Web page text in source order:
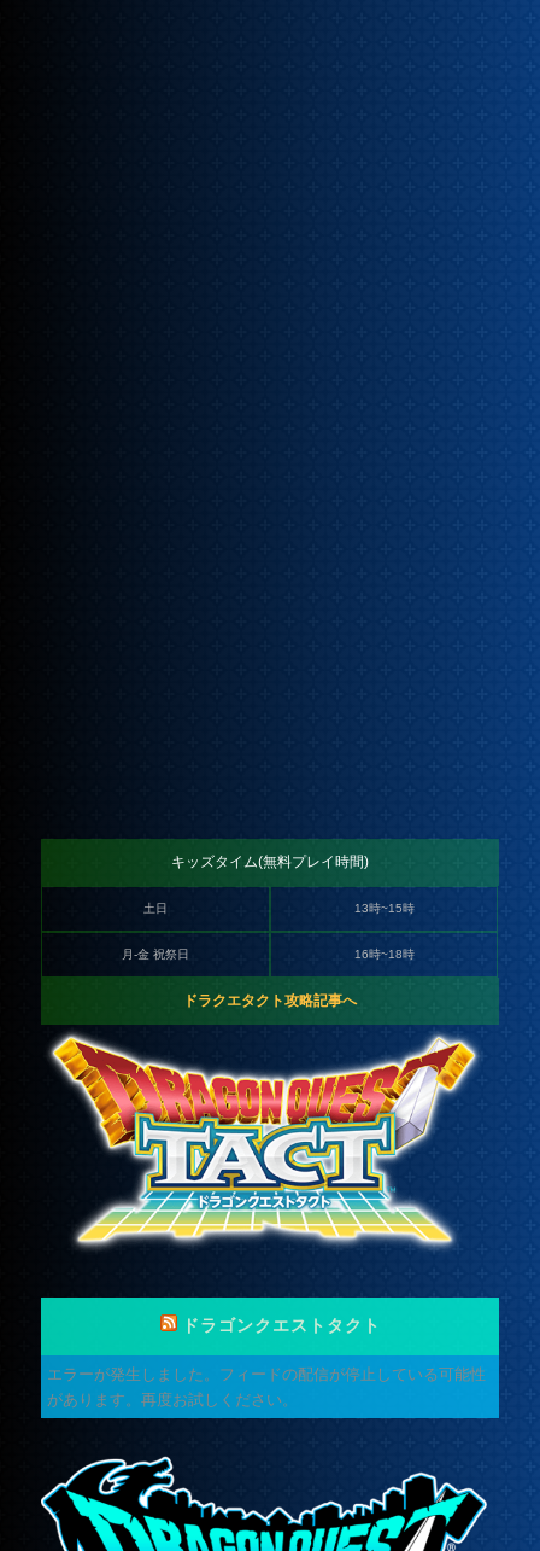
キッズタイム(無料プレイ時間)
土日 13時~15時
月-金 祝祭日 16時~18時
ドラクエタクト攻略記事へ
ドラゴンクエストタクト
エラーが発生しました。フィードの配信が停止している可能性
があります。再度お試しください。